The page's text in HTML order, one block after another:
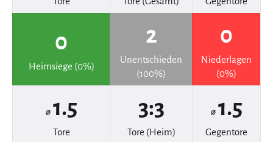
0
Heimsiege (0%)
2
Unentschieden
(100%)
0
Niederlagen
(0%)
⌀ 1.5
Tore
3:3
Tore (Heim)
⌀ 1.5
Gegentore